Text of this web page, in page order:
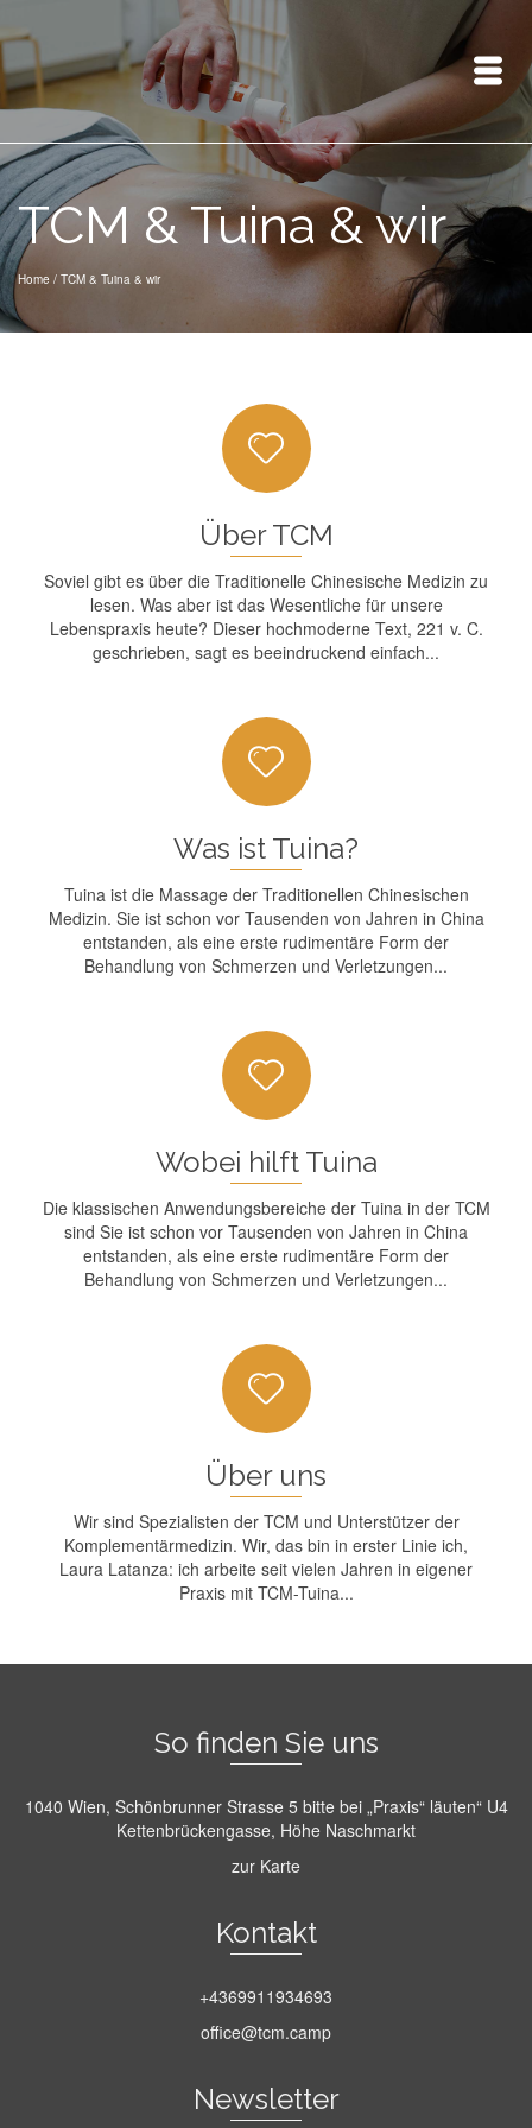
TCM & Tuina & wir
Home / TCM & Tuina & wir
Über TCM
Soviel gibt es über die Traditionelle Chinesische Medizin zu
lesen. Was aber ist das Wesentliche für unsere
Lebenspraxis heute? Dieser hochmoderne Text, 221 v. C.
geschrieben, sagt es beeindruckend einfach...
Was ist Tuina?
Tuina ist die Massage der Traditionellen Chinesischen
Medizin. Sie ist schon vor Tausenden von Jahren in China
entstanden, als eine erste rudimentäre Form der
Behandlung von Schmerzen und Verletzungen...
Wobei hilft Tuina
Die klassischen Anwendungsbereiche der Tuina in der TCM
sind Sie ist schon vor Tausenden von Jahren in China
entstanden, als eine erste rudimentäre Form der
Behandlung von Schmerzen und Verletzungen...
Über uns
Wir sind Spezialisten der TCM und Unterstützer der
Komplementärmedizin. Wir, das bin in erster Linie ich,
Laura Latanza: ich arbeite seit vielen Jahren in eigener
Praxis mit TCM-Tuina...
So finden Sie uns
1040 Wien, Schönbrunner Strasse 5 bitte bei „Praxis“ läuten“ U4
Kettenbrückengasse, Höhe Naschmarkt
zur Karte
Kontakt
+4369911934693
office@tcm.camp
Newsletter